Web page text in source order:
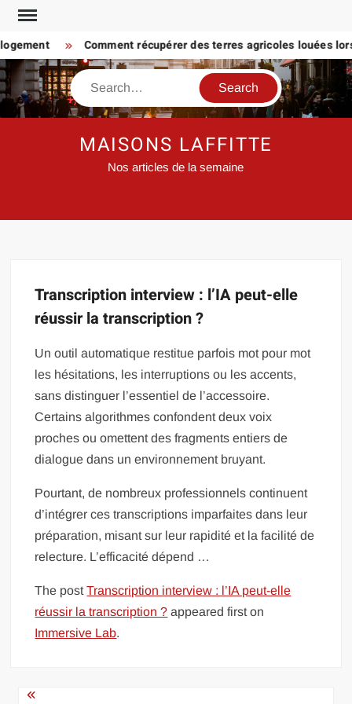
Skip
content
Comment récupérer des terres agricoles louées
Search
MAISONS LAFFITTE
Nos articles de la semaine
Transcription interview : l’IA peut-elle
réussir la transcription ?
Un outil automatique restitue parfois mot pour mot
les hésitations, les interruptions ou les accents,
sans distinguer l’essentiel de l’accessoire.
Certains algorithmes confondent deux voix
proches ou omettent des fragments entiers de
dialogue dans un environnement bruyant.
Pourtant, de nombreux professionnels continuent
d’intégrer ces transcriptions imparfaites dans leur
préparation, misant sur leur rapidité et la facilité de
relecture. L’efficacité dépend …
The postTranscription interview : l’IA peut-elle
réussir la transcription ? appeared first on
Immersive Lab.